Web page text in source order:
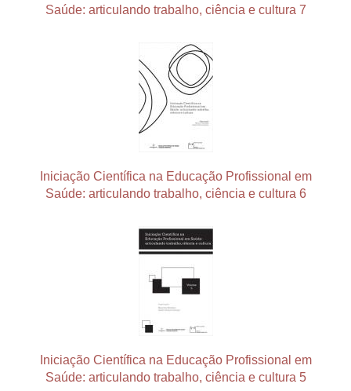
Saúde: articulando trabalho, ciência e cultura 7
Iniciação Científica na Educação Profissional em
Saúde: articulando trabalho, ciência e cultura 6
Iniciação Científica na Educação Profissional em
Saúde: articulando trabalho, ciência e cultura 5